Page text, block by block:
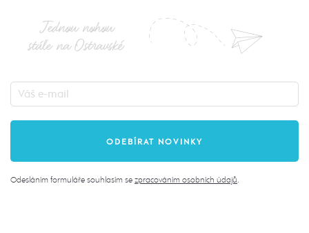
Jednou nohou
stále na Ostravské
Odesláním formuláře souhlasím se zpracováním osobních údajů.